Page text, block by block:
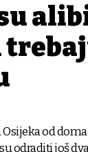
od
odraditi još